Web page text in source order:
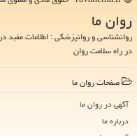
روان ما
روانشناسی و روانپزشکی : اطلاعات مفید
در راه سلامت روان
صفحات روان ما
آگهی در روان ما
درباره ما